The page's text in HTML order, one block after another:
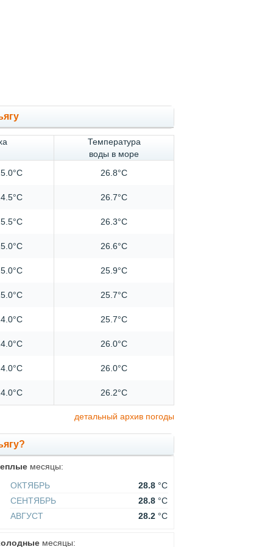
Температура
воды в море
26.8°C
26.7°C
26.3°C
26.6°C
25.9°C
25.7°C
25.7°C
26.0°C
26.0°C
26.2°C
детальный архив погоды
месяцы:
ОКТЯБРЬ
28.8 °C
СЕНТЯБРЬ
28.8 °C
АВГУСТ
28.2 °C
месяцы: